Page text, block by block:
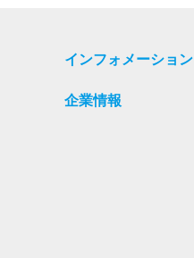
インフォメーション
企業情報